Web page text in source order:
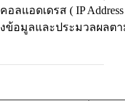
ลแอดเดรส ( IP
ข้อมูลและประมวลผลต